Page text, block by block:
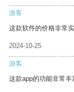
游客
这款软件的价格非常
2024-10-25
游客
这款app的功能非常丰